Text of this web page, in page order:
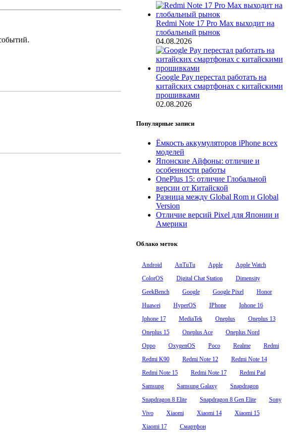
Redmi Note 17 Pro Max выходит на
глобальный рынок
04.08.2026
Google Pay перестал работать на
китайских смартфонах с китайскими
прошивками
02.08.2026
Популярные записи
Ёмкость аккумуляторов iPhone всех
моделей
Японские Айфоны: отличие и
особенности работы
OnePlus 15: отличие Глобальной
версии от Китайской
Разница между Global Rom и Global
Version
Отличие версий Pixel для Японии и
Америки
Облако меток
Android AnTuTu Apple
Apple Watch
ColorOS
Digital Chat Station
Dimensity
GeekBench
Google Google Pixel
Honor
Huawei
HyperOS IPhone
Iphone 16
Iphone 17
MediaTek Oneplus
Oneplus 13
Oneplus 15
Oneplus Ace
Oneplus Nord
Oppo
OxygenOS Poco Realme
Redmi
Redmi K90
Redmi Note 12
Redmi Note 14
Redmi Note 15
Redmi Note 17
Redmi Pad
Samsung
Samsung Galaxy
Snapdragon
Snapdragon 8 Elite
Snapdragon 8 Gen Elite
Sony
Vivo
Xiaomi Xiaomi 14
Xiaomi 15
Xiaomi 17
Смартфон